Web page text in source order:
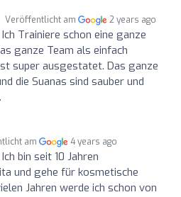
Veröffentlicht am 2 years ago
Ich Trainiere schon eine ganze
ganze Team als einfach
super ausgestatet. Das ganze
die Suanas sind sauber und
am 4 years ago
Ich bin seit 10 Jahren
und gehe für kosmetische
Jahren werde ich schon von